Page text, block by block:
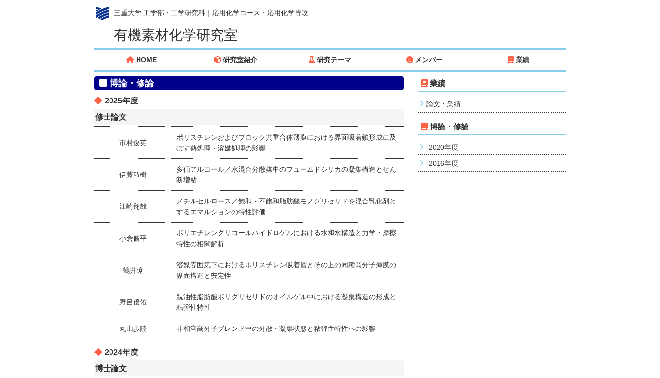
三重大学 工学部・工学研究科｜応用化学コース・応用化学専攻
有機素材化学研究室
HOME 研究室紹介 研究テーマ メンバー 業績
業績
論文・業績
博論・修論
-2020年度
-2016年度
博論・修論
2025年度
修士論文
市村俊英
ポリスチレンおよびブロック共重合体薄膜における界面吸着鎖形成に及
ぼす熱処理・溶媒処理の影響
伊藤巧樹
多価アルコール／水混合分散媒中のフュームドシリカの凝集構造とせん
断増粘
江崎翔哉
メチルセルロース／飽和・不飽和脂肪酸モノグリセリドを混合乳化剤と
するエマルションの特性評価
小倉脩平
ポリエチレングリコールハイドロゲルにおける水和水構造と力学・摩擦
特性の相関解析
鶴井遼
溶媒雰囲気下におけるポリスチレン吸着層とその上の同種高分子薄膜の
界面構造と安定性
野呂優佑
親油性脂肪酸ポリグリセリドのオイルゲル中における凝集構造の形成と
粘弾性特性
丸山歩陸 非相溶高分子ブレンド中の分散・凝集状態と粘弾性特性への影響
2024年度
博士論文